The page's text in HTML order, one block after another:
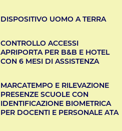
DISPOSITIVO UOMO A TERRA
CONTROLLO ACCESSI
APRIPORTA PER B&B E HOTEL
CON 6 MESI DI ASSISTENZA
MARCATEMPO E RILEVAZIONE
PRESENZE SCUOLE CON
IDENTIFICAZIONE BIOMETRICA
PER DOCENTI E PERSONALE ATA